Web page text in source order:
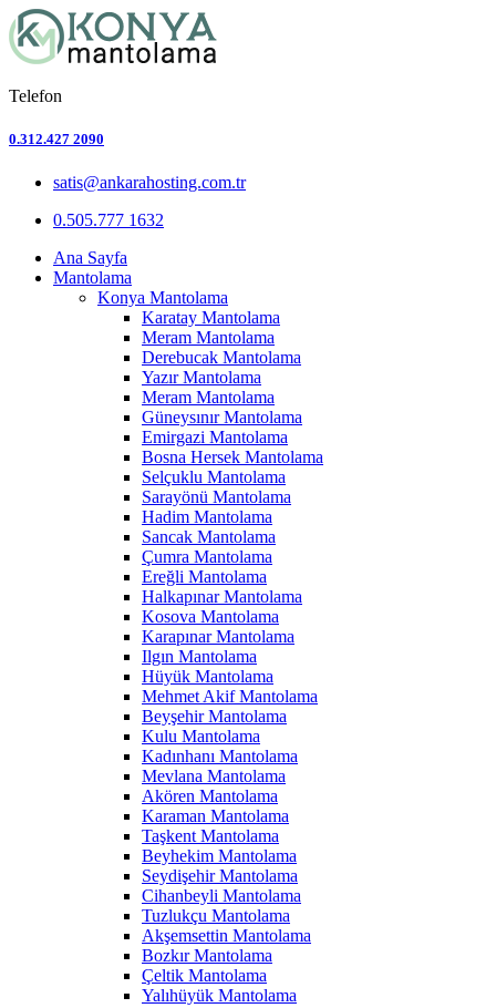
Telefon
0.312.427 2090
satis@ankarahosting.com.tr
0.505.777 1632
Ana Sayfa
Mantolama
Konya Mantolama
Karatay Mantolama
Meram Mantolama
Derebucak Mantolama
Yazır Mantolama
Meram Mantolama
Güneysınır Mantolama
Emirgazi Mantolama
Bosna Hersek Mantolama
Selçuklu Mantolama
Sarayönü Mantolama
Hadim Mantolama
Sancak Mantolama
Çumra Mantolama
Ereğli Mantolama
Halkapınar Mantolama
Kosova Mantolama
Karapınar Mantolama
Ilgın Mantolama
Hüyük Mantolama
Mehmet Akif Mantolama
Beyşehir Mantolama
Kulu Mantolama
Kadınhanı Mantolama
Mevlana Mantolama
Akören Mantolama
Karaman Mantolama
Taşkent Mantolama
Beyhekim Mantolama
Seydişehir Mantolama
Cihanbeyli Mantolama
Tuzlukçu Mantolama
Akşemsettin Mantolama
Bozkır Mantolama
Çeltik Mantolama
Yalıhüyük Mantolama